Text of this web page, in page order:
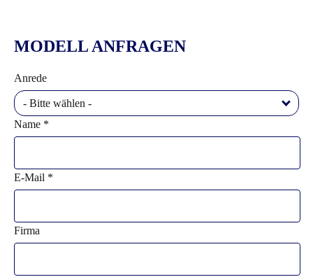
MODELL ANFRAGEN
Anrede
- Bitte wählen -
Name *
E-Mail *
Firma